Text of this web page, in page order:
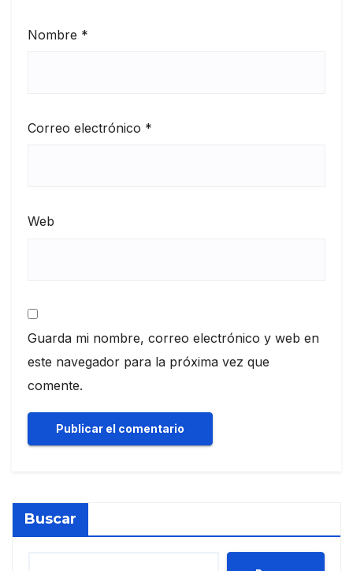
Nombre *
Correo electrónico *
Web
Guarda mi nombre, correo electrónico y web en
este navegador para la próxima vez que
comente.
Buscar